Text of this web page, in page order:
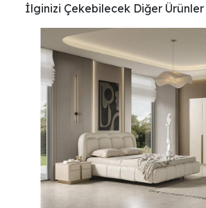
İlginizi Çekebilecek Diğer Ürünler